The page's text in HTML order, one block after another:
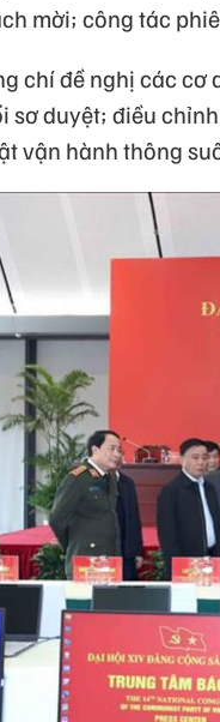
mời; công tác
chí đề nghị các cơ
sơ duyệt; điều
vận hành thông